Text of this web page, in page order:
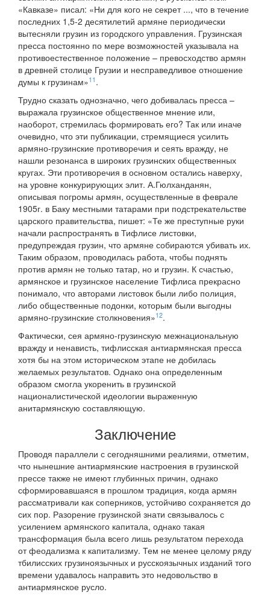
«Кавказе» писал: «Ни для кого не секрет ..., что в течение
последних 1,5-2 десятилетий армяне периодически
вытесняли грузин из городского управления. Грузинская
пресса постоянно по мере возможностей указывала на
противоестественное положение – превосходство армян
в древней столице Грузии и несправедливое отношение
думы к грузинам»11 .
Трудно сказать однозначно, чего добивалась пресса –
выражала грузинское общественное мнение или,
наоборот, стремилась формировать его? Так или иначе
очевидно, что эти публикации, стремящиеся усилить
армяно-грузинские противоречия и сеять вражду, не
нашли резонанса в широких грузинских общественных
кругах. Эти противоречия в основном остались наверху,
на уровне конкурирующих элит. А.Гюлханданян,
описывая погромы армян, осуществленные в феврале
1905г. в Баку местными татарами при подстрекательстве
царского правительства, пишет: «Те же преступные руки
начали распространять в Тифлисе листовки,
предупреждая грузин, что армяне собираются убивать их.
Таким образом, проводилась работа, чтобы поднять
против армян не только татар, но и грузин. К счастью,
армянское и грузинское население Тифлиса прекрасно
понимало, что авторами листовок были либо полиция,
либо общественные подонки, которым были выгодны
армяно-грузинские столкновения»12.
Фактически, сея армяно-грузинскую межнациональную
вражду и ненависть, тифлисская антиармянская пресса
хотя бы на этом историческом этапе не добилась
желаемых результатов. Однако она определенным
образом смогла укоренить в грузинской
националистической идеологии выраженную
анитармянскую составляющую.
Заключение
Проводя параллели с сегодняшними реалиями, отметим,
что нынешние антиармянские настроения в грузинской
прессе также не имеют глубинных причин, однако
сформировавшаяся в прошлом традиция, когда армян
рассматривали как соперников, устойчиво сохраняется до
сих пор. Разорение грузинской знати связывалось с
усилением армянского капитала, однако такая
трансформация была всего лишь результатом перехода
от феодализма к капитализму. Тем не менее целому ряду
тбилисских грузиноязычных и русскоязычных изданий того
времени удавалось направить это недовольство в
антиармянское русло.